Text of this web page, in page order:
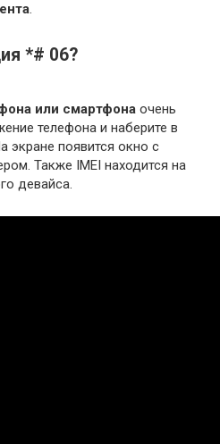
.
*# 06?
или смартфона очень
телефона и наберите в
появится окно с
Также IMEI находится на
девайса.